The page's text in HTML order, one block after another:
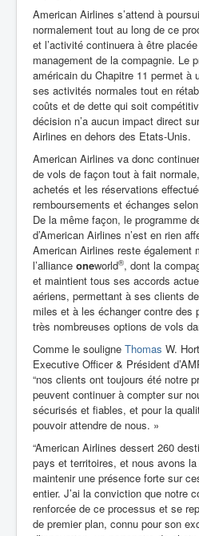
American Airlines s’attend à
normalement tout au long de ce
et l’activité continuera à être
management de la compagnie. Le
américain du Chapitre 11 permet à
ses activités normales tout en
coûts et de dette qui soit
décision n’a aucun impact direct
Airlines en dehors des Etats-Unis.
American Airlines va donc
de vols de façon tout à fait
achetés et les réservations
remboursements et échanges
De la même façon, le programme
d’American Airlines n’est en rien
American Airlines reste également
l’alliance oneworld®, dont la
et maintient tous ses accords
aériens, permettant à ses clients
miles et à les échanger contre des
très nombreuses options de vols
Comme le souligne Thomas W.
Executive Officer & Président
“nos clients ont toujours été notre
peuvent continuer à compter sur
sécurisés et fiables, et pour la
pouvoir attendre de nous. »
“American Airlines dessert 260
pays et territoires, et nous avons
maintenir une présence forte sur
entier. J’ai la conviction que notre
renforcée de ce processus et se
de premier plan, connu pour son